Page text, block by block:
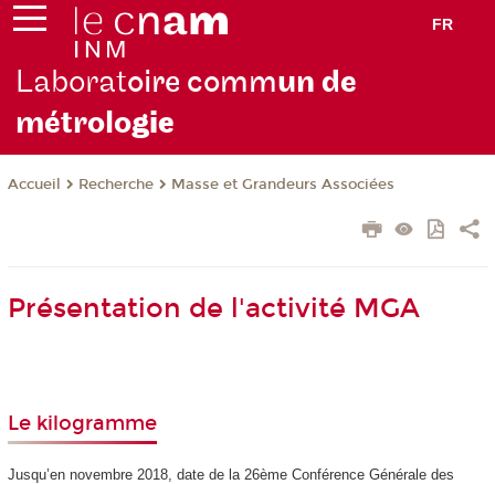
FR
Laboratoire commun de
métrologie
Accueil Recherche Masse et Grandeurs Associées
Présentation de l'activité MGA
Le kilogramme
Jusqu’en novembre 2018, date de la 26ème Conférence Générale des